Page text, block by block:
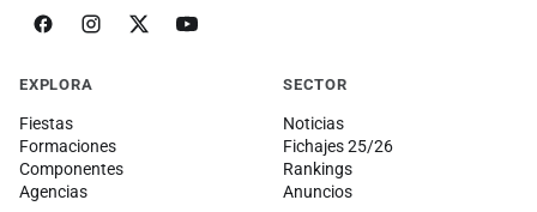
EXPLORA
Fiestas
Formaciones
Componentes
Agencias
SECTOR
Noticias
Fichajes 25/26
Rankings
Anuncios